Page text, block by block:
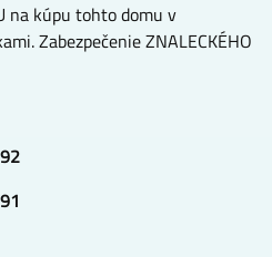
na kúpu tohto domu v
Zabezpečenie ZNALECKÉHO